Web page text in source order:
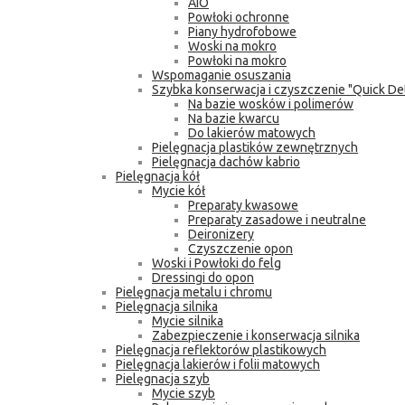
Powłoki ochronne
Piany hydrofobowe
Woski na mokro
Powłoki na mokro
Wspomaganie osuszania
Szybka konserwacja i czyszczenie "Quick
Na bazie wosków i polimerów
Na bazie kwarcu
Do lakierów matowych
Pielęgnacja plastików zewnętrznych
Pielęgnacja dachów kabrio
Pielęgnacja kół
Mycie kół
Preparaty kwasowe
Preparaty zasadowe i neutralne
Deironizery
Czyszczenie opon
Woski i Powłoki do felg
Dressingi do opon
Pielęgnacja metalu i chromu
Pielęgnacja silnika
Mycie silnika
Zabezpieczenie i konserwacja silnika
Pielęgnacja reflektorów plastikowych
Pielęgnacja lakierów i folii matowych
Pielęgnacja szyb
Mycie szyb